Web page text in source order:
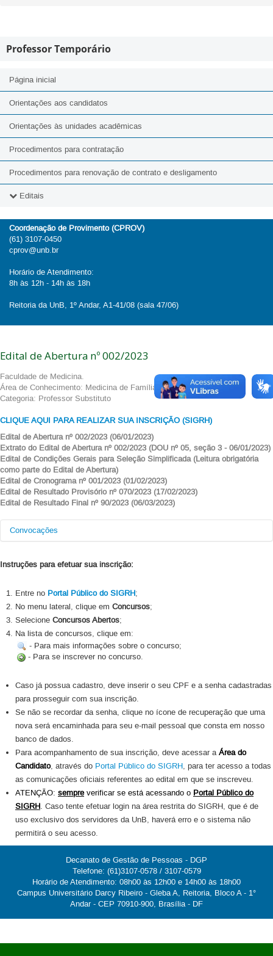
Professor Temporário
Página inicial
Orientações aos candidatos
Orientações às unidades acadêmicas
Procedimentos para contratação
Procedimentos para renovação de contrato e desligamento
Editais
2026
2025
2023
2020
Coordenação de Provimento (CPROV)
(61) 3107-0450
cprov@unb.br
Horário de Atendimento:
8h às 12h - 14h às 18h
Reitoria da UnB, 1º Andar, A1-41/08 (sala 47/06)
Edital de Abertura nº 002/2023
Faculdade de Medicina.
Área de Conhecimento: Medicina de Família e Comunidade.
Categoria: Professor Substituto
CLIQUE AQUI PARA REALIZAR SUA INSCRIÇÃO (SIGRH)
Edital de Abertura nº 002/2023 (06/01/2023)
Extrato do Edital de Abertura nº 002/2023 (DOU nº 05, seção 3 - 06/01/2023)
Edital de Condições Gerais para Seleção Simplificada (Leitura obrigatória
como parte do Edital de Abertura)
Edital de Cronograma nº 001/2023 (01/02/2023)
Edital de Resultado Provisório nº 070/2023 (17/02/2023)
Edital de Resultado Final nº 90/2023 (06/03/2023)
Convocações
Raquel Ferreira
1º
Raissa Silva Frota
2º
Instruções para efetuar sua inscrição:
Entre no Portal Público do SIGRH;
No menu lateral, clique em Concursos;
Selecione Concursos Abertos;
Na lista de concursos, clique em:
- Para mais informações sobre o concurso;
- Para se inscrever no concurso.
Caso já possua cadastro, deve inserir o seu CPF e a senha cadastradas
para prosseguir com sua inscrição.
Se não se recordar da senha, clique no ícone de recuperação que uma
nova será encaminhada para seu e-mail pessoal que consta em nosso
banco de dados.
Para acompanhamento de sua inscrição, deve acessar aÁrea do
Candidato, através do Portal Público do SIGRH, para ter acesso a todas
as comunicações oficiais referentes ao edital em que se inscreveu.
ATENÇÃO: sempreverificar se está acessando o Portal Público do
SIGRH. Caso tente efetuar login na área restrita do SIGRH, que é de
uso exclusivo dos servidores da UnB, haverá erro e o sistema não
permitirá o seu acesso.
Decanato de Gestão de Pessoas - DGP
Telefone: (61)3107-0578 / 3107-0579
Horário de Atendimento: 08h00 às 12h00 e 14h00 às 18h00
Campus Universitário Darcy Ribeiro - Gleba A, Reitoria, Bloco A - 1°
Andar - CEP 70910-900, Brasília - DF